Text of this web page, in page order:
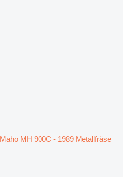
Maho MH 900C - 1989 Metallfräse